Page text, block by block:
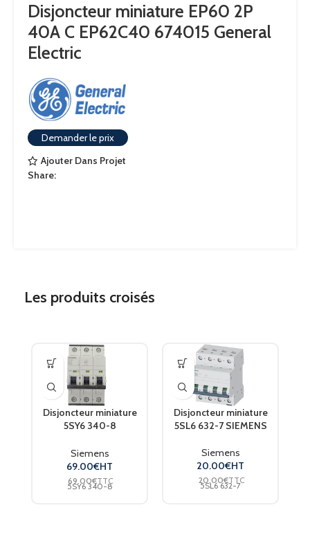
POUVOIR DE COUPURE 6 kA
Disjoncteur miniature EP60 2P
40A C EP62C40 674015 General
Electric
Demander le prix
Ajouter Dans Projet
Share:
Les produits croisés
Disjoncteur miniature
5SY6 340-8
SIEMENS
Siemens
69.00€HT
69.00€TTC
5SY6 340-8
Disjoncteur miniature
5SL6 632-7 SIEMENS
Siemens
20.00€HT
20.00€TTC
5SL6 632-7